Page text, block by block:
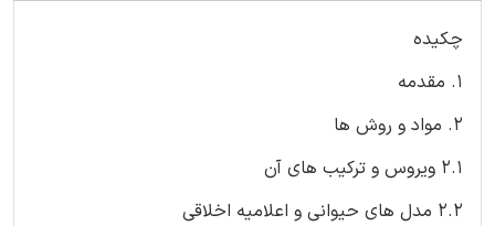
چکیده
1. مقدمه
2. مواد و روش ها
2.1 ویروس و ترکیب های آن
2.2 مدل های حیوانی و اعلامیه اخلاقی